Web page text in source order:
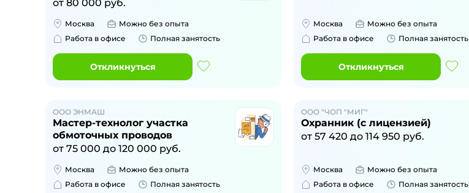
от 80 000 руб.
Москва
Можно без опыта
Работа в офисе
Полная занятость
Откликнуться
Москва
Можно без опыта
Работа в офисе
Полная занятость
Откликнуться
ООО ЭНМАШ
Мастер-технолог участка
обмоточных проводов
от 75 000 до 120 000 руб.
Москва
Можно без опыта
Работа в офисе
Полная занятость
ООО "ЧОП "МИГ"
Охранник (с лицензией)
от57 420 до114 950 руб.
Москва
Можно без опыта
Работа в офисе
Полная занятость